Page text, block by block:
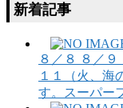
新着記事
８／８ ８／９
１１（火、海
す。スーパー